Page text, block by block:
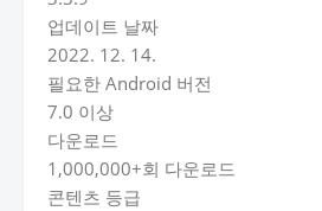
업데이트 날짜
2022. 12. 14.
필요한 Android 버전
7.0 이상
다운로드
1,000,000+회 다운로드
콘텐츠 등급